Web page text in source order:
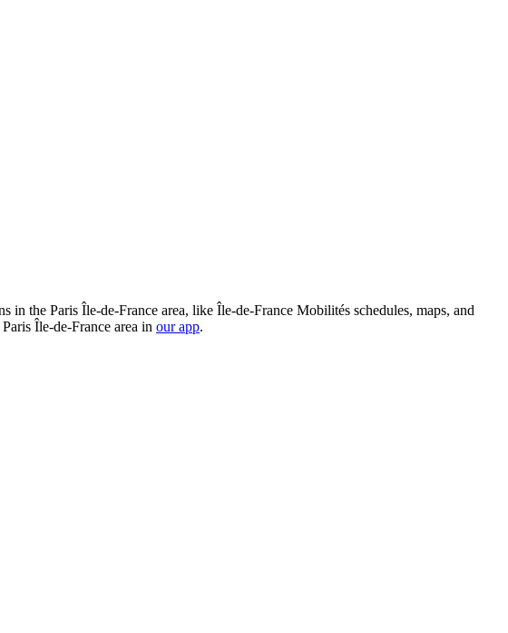
the Paris Île-de-France area, like Île-de-France Mobilités schedules, maps, and
Île-de-France area in our app.